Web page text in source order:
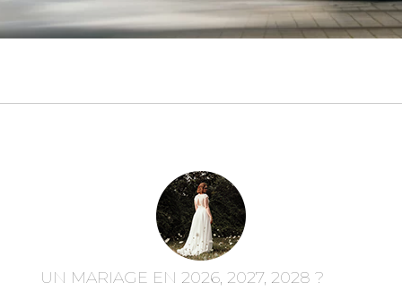
UN MARIAGE EN 2026, 2027, 2028 ?